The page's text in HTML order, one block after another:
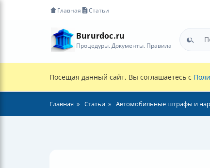
Главная Статьи
Bururdoc.ru
Процедуры. Документы. Правила
Посещая данный сайт, Вы соглашаетесь с
Главная Статьи Автомобильные штрафы и